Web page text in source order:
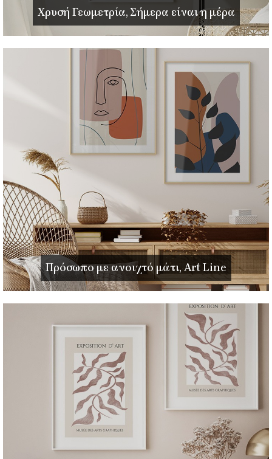
Χρυσή Γεωμετρία, Σήμερα είναι η μέρα
Πρόσωπο με ανοιχτό μάτι, Art Line